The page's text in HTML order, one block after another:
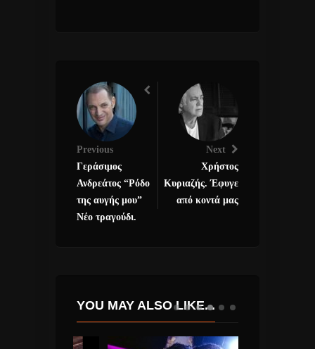
Previous
Γεράσιμος
Ανδρεάτος “Ρόδο
της αυγής μου”
Νέο τραγούδι.
Next
Χρήστος
Κυριαζής. Έφυγε
από κοντά μας
YOU MAY ALSO LIKE...